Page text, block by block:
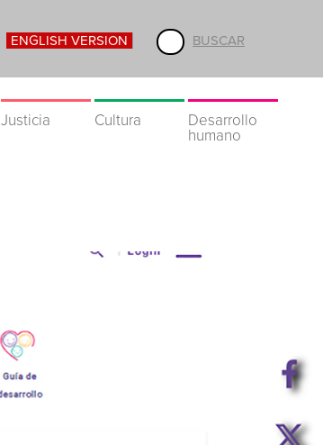
BUSCAR
ENGLISH VERSION
Justicia Cultura
Desarrollo
humano